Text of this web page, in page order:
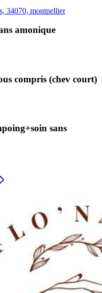
34070, montpellier
amonique
compris (chev court)
sans